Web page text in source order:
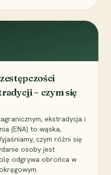
– czym się
ekstradycja i
(ENA) to wąska,
czym różni się
osoby jest
odgrywa obrońca w